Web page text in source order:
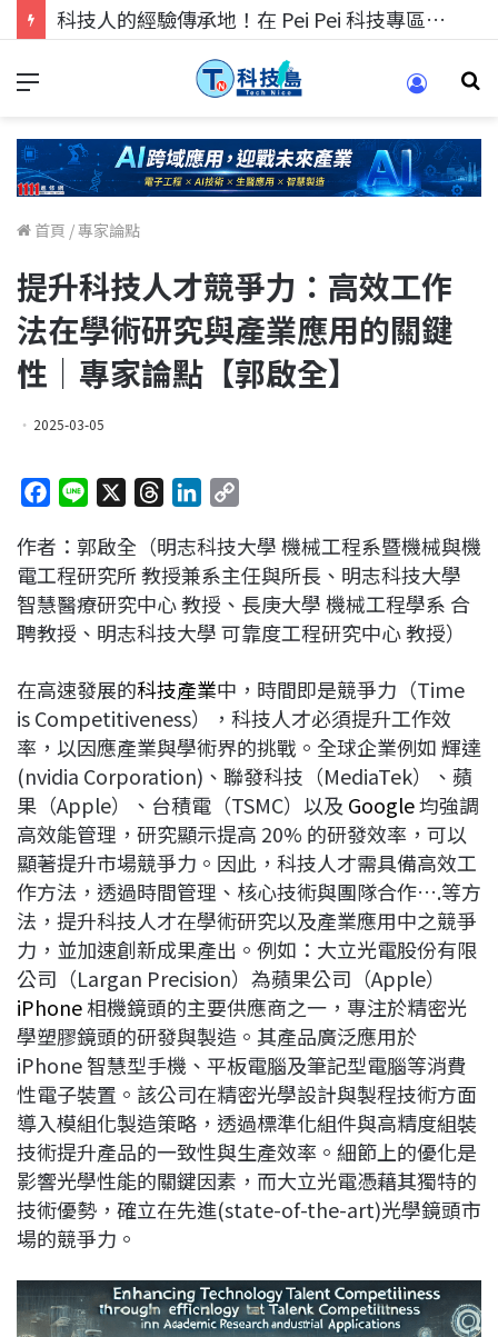
科技人的經驗傳承地！在 Pei Pei 科技專區，與學弟妹交流最硬核的技術
首頁 /專家論點
提升科技人才競爭力：高效工作
法在學術研究與產業應用的關鍵
性｜專家論點【郭啟全】
2025-03-05
c
e
b
o
k
n
e
r
e
a
d
n
k
e
d
n
p
y
L
i
k
作者：郭啟全（明志科技大學 機械工程系暨機械與機
電工程研究所 教授兼系主任與所長、明志科技大學
智慧醫療研究中心 教授、長庚大學 機械工程學系 合
聘教授、明志科技大學 可靠度工程研究中心 教授）
在高速發展的科技產業中，時間即是競爭力（Time
is Competitiveness），科技人才必須提升工作效
率，以因應產業與學術界的挑戰。全球企業例如 輝達
(nvidia Corporation)、聯發科技（MediaTek）、蘋
果（Apple）、台積電（TSMC）以及 Google均強調
高效能管理，研究顯示提高 20% 的研發效率，可以
顯著提升市場競爭力。因此，科技人才需具備高效工
作方法，透過時間管理、核心技術與團隊合作….等方
法，提升科技人才在學術研究以及產業應用中之競爭
力，並加速創新成果產出。例如：大立光電股份有限
公司（Largan Precision）為蘋果公司（Apple）
iPhone相機鏡頭的主要供應商之一，專注於精密光
學塑膠鏡頭的研發與製造。其產品廣泛應用於
iPhone 智慧型手機、平板電腦及筆記型電腦等消費
性電子裝置。該公司在精密光學設計與製程技術方面
導入模組化製造策略，透過標準化組件與高精度組裝
技術提升產品的一致性與生產效率。細節上的優化是
影響光學性能的關鍵因素，而大立光電憑藉其獨特的
技術優勢，確立在先進(state-of-the-art)光學鏡頭市
場的競爭力。